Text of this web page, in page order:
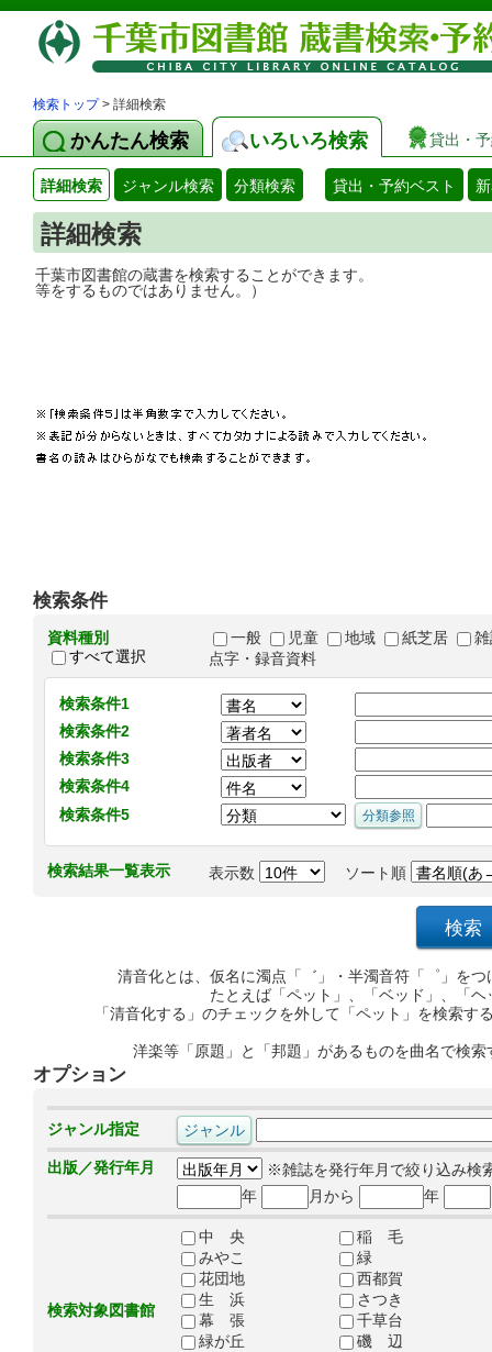
検索トップ> 詳細検索
かんたん検索 いろいろ検索 貸出・
詳細検索 ジャンル検索 分類検索 貸出・予約ベスト
詳細検索
千葉市図書館の蔵書を検索することがで
等をするものではありません。）
検索条件
資料種別
すべて選択
一般 児童 地域 紙芝居
点字・録音資料
検索条件1
検索条件2
検索条件3
検索条件4
検索条件5
検索結果一覧表示 表示数 ソート順
清音化とは、仮名に濁点「゛」・半濁音符「゜」を
たとえば「ペット」、「ベッド」、「
「清音化する」のチェックを外して「ペット」を検索
洋楽等「原題」と「邦題」があるものを曲名で検
オプション
ジャンル指定
出版／発行年月
※雑誌を発行年月で絞り込み検
年
月から 年
検索対象図書館
中 央
稲 毛
みやこ
緑
花団地
西都賀
生 浜
さつき
幕 張
千草台
緑が丘
磯 辺